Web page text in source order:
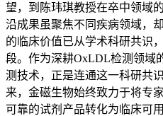
望，到陈玮琪教授在卒中领域
沿成果虽聚焦不同疾病领域，
的临床价值已从学术科研共识
段。作为深耕OxLDL检测领域
测技术，正是连通这一科研共
来，金磁生物始终致力于将专
可靠的试剂产品转化为临床可